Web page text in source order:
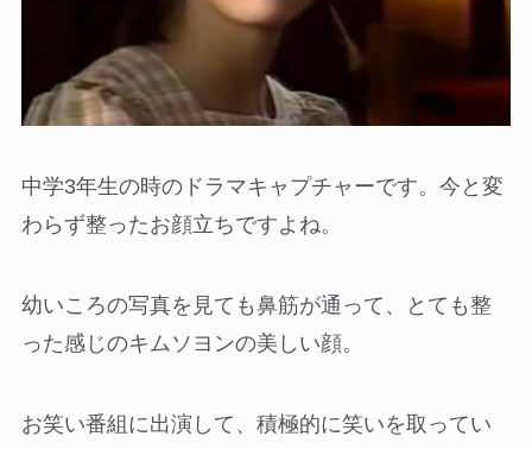
中学3年生の時のドラマキャプチャーです。今と変
わらず整ったお顔立ちですよね。
幼いころの写真を見ても鼻筋が通って、とても整
った感じのキムソヨンの美しい顔。
お笑い番組に出演して、積極的に笑いを取ってい